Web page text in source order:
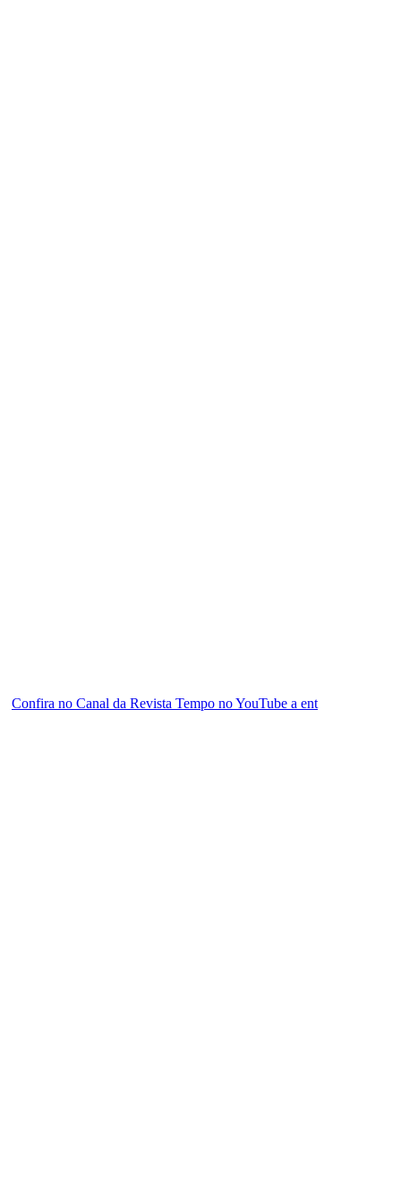
Confira no Canal da Revista Tempo no YouTube a ent